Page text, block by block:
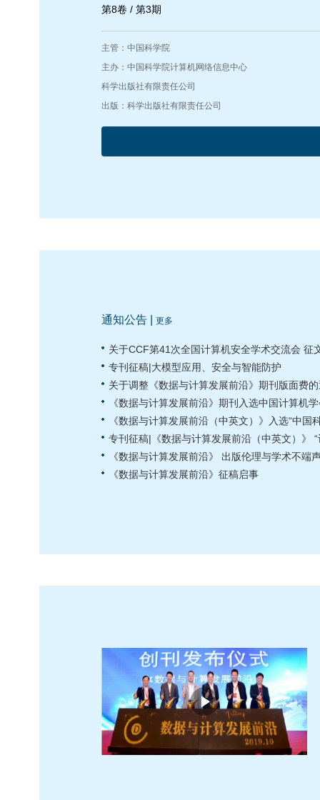
第8卷 / 第3期
主管：中国科学院
主办：中国科学院计算机网络信息中心
科学出版社有限责任公司
出版：科学出版社有限责任公司
通知公告 |更多
关于CCF第41次全国计算机安全学术交流会 征
专刊征稿|大模型应用、安全与智能防护
关于调整《数据与计算发展前沿》期刊版面费
《数据与计算发展前沿》期刊入选中国计算机
《数据与计算发展前沿（中英文）》入选“中国
专刊征稿|《数据与计算发展前沿（中英文）》
《数据与计算发展前沿》 出版伦理与学术不端
《数据与计算发展前沿》征稿启事